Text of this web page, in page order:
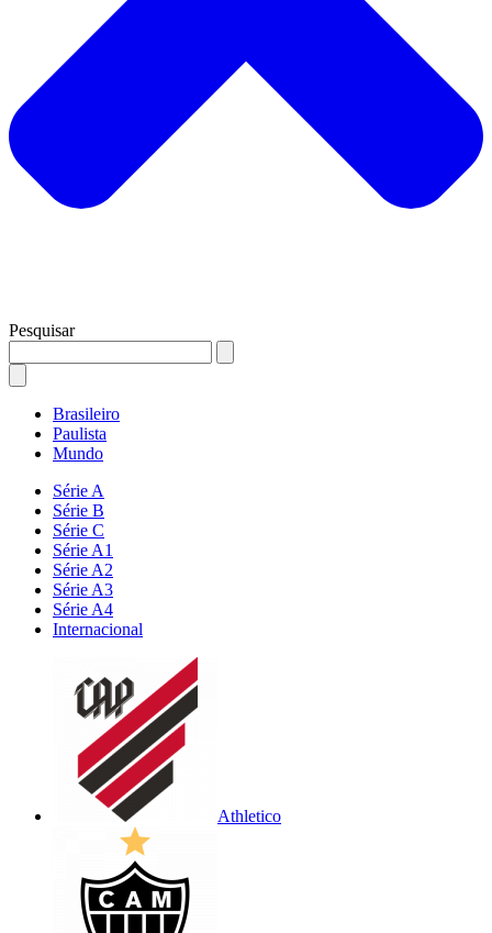
Pesquisar
Brasileiro
Paulista
Mundo
Série A
Série B
Série C
Série A1
Série A2
Série A3
Série A4
Internacional
Athletico